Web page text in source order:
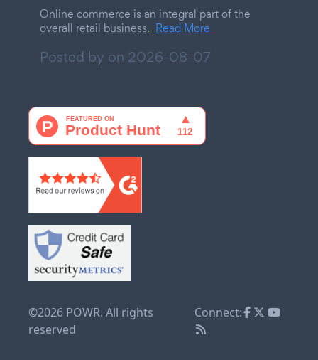
Online commerce is an integral part of the
overall retail business. Read More
Posted by on 2026-08-07
©2026 POWR. All rights
reserved
Connect: